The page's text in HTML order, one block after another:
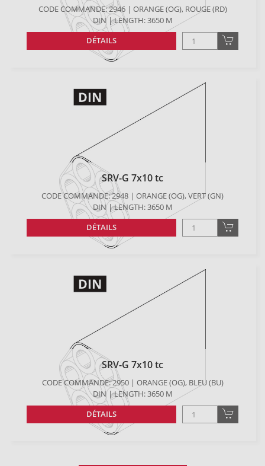
CODE COMMANDE: 2946 | ORANGE (OG), ROUGE (RD)
DIN | LENGTH: 3650 M
DÉTAILS
SRV-G 7x10 tc
CODE COMMANDE: 2948 | ORANGE (OG), VERT (GN)
DIN | LENGTH: 3650 M
DÉTAILS
SRV-G 7x10 tc
CODE COMMANDE: 2950 | ORANGE (OG), BLEU (BU)
DIN | LENGTH: 3650 M
DÉTAILS